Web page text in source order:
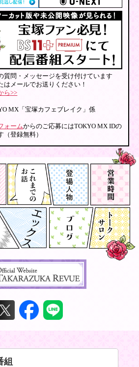
質問・メッセージを受け付けています
はメールでお送りください！
ら>>
MX「宝塚カフェブレイク」係
ォームからのご応募にはTOKYO MX IDの
（登録無料）
組